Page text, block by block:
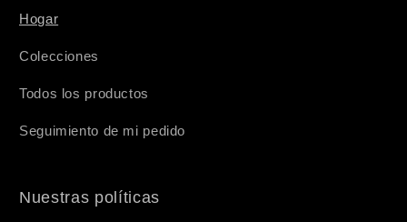
Hogar
Colecciones
Todos los productos
Seguimiento de mi pedido
Nuestras políticas